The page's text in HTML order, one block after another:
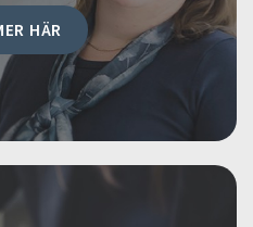
HÄR